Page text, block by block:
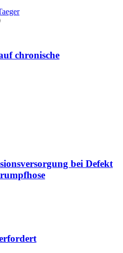
chronische
bei Defekt